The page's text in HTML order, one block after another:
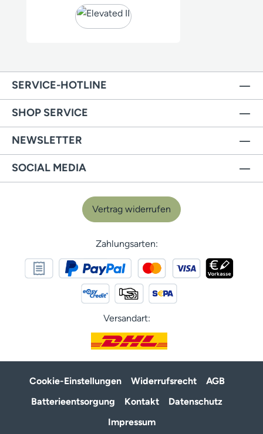
SERVICE-HOTLINE
SHOP SERVICE
NEWSLETTER
SOCIAL MEDIA
Vertrag widerrufen
Zahlungsarten:
Versandart:
Cookie-Einstellungen Widerrufsrecht
AGB
Batterieentsorgung
Kontakt
Datenschutz
Impressum